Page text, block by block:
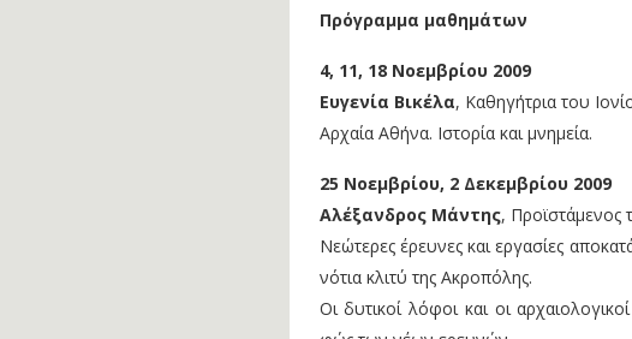
Πρόγραμμα μαθημάτων
4, 11, 18 Νοεμβρίου 2009
Ευγενία Βικέλα, Καθηγήτρια του
Αρχαία Αθήνα. Ιστορία και μνημεία.
25 Νοεμβρίου, 2 Δεκεμβρίου 2009
Αλέξανδρος Μάντης, Προϊστάμενος
Νεώτερες έρευνες και εργασίες
νότια κλιτύ της Ακροπόλης.
Οι δυτικοί λόφοι και οι